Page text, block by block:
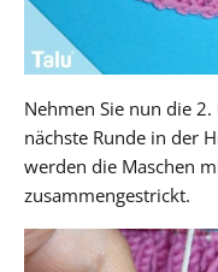
Nehmen Sie nun die
nächste Runde in der
werden die Maschen
zusammengestrickt.